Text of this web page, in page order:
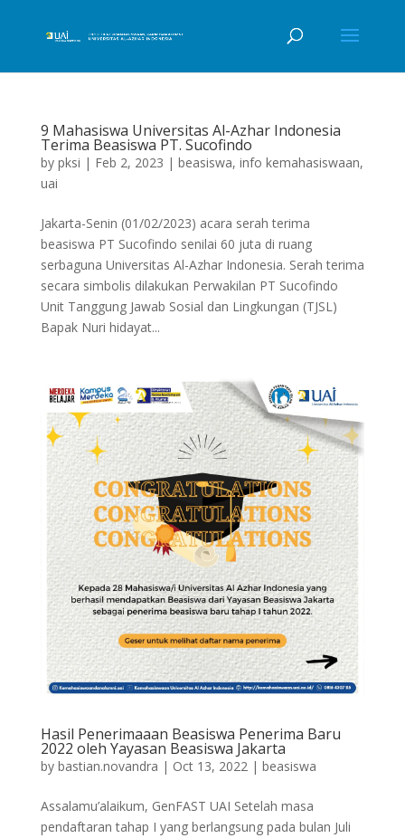
9 Mahasiswa Universitas Al-Azhar Indonesia
Terima Beasiswa PT. Sucofindo
by pksi | Feb 2, 2023 | beasiswa, info kemahasiswaan,
uai
Jakarta-Senin (01/02/2023) acara serah terima
beasiswa PT Sucofindo senilai 60 juta di ruang
serbaguna Universitas Al-Azhar Indonesia. Serah terima
secara simbolis dilakukan Perwakilan PT Sucofindo
Unit Tanggung Jawab Sosial dan Lingkungan (TJSL)
Bapak Nuri hidayat...
Hasil Penerimaaan Beasiswa Penerima Baru
2022 oleh Yayasan Beasiswa Jakarta
by bastian.novandra | Oct 13, 2022| beasiswa
Assalamu’alaikum, GenFAST UAI Setelah masa
pendaftaran tahap I yang berlangsung pada bulan Juli